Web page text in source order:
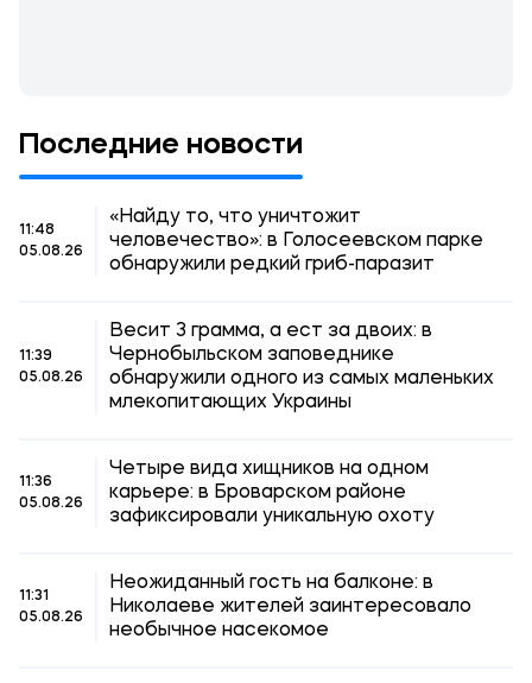
Последние новости
11:48
05.08.26
«Найду то, что уничтожит
человечество»: в Голосеевском парке
обнаружили редкий гриб-паразит
11:39
05.08.26
Весит 3 грамма, а ест за двоих: в
Чернобыльском заповеднике
обнаружили одного из самых маленьких
млекопитающих Украины
11:36
05.08.26
Четыре вида хищников на одном
карьере: в Броварском районе
зафиксировали уникальную охоту
11:31
05.08.26
Неожиданный гость на балконе: в
Николаеве жителей заинтересовало
необычное насекомое